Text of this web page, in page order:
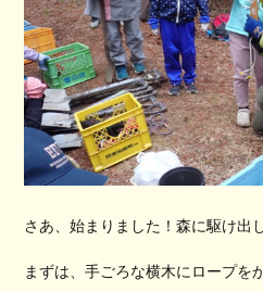
さあ、始まりました！森に駆け出
まずは、手ごろな横木にロープを